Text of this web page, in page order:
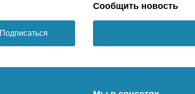
Подписаться
Сообщить новость